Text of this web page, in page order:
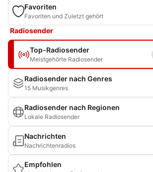
Favoriten
Favoriten und Zuletzt gehört
Radiosender
Top-Radiosender
Meistgehörte Radiosender
Radiosender nach Genres
15 Musikgenres
Radiosender nach Regionen
Lokale Radiosender
Nachrichten
Nachrichtenradios
Empfohlen